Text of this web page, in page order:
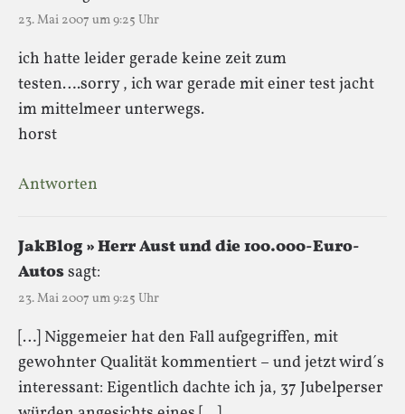
23. Mai 2007 um 9:25 Uhr
ich hatte leider gerade keine zeit zum
testen….sorry , ich war gerade mit einer test jacht
im mittelmeer unterwegs.
horst
Antworten
JakBlog » Herr Aust und die 100.000-Euro-
Autossagt:
23. Mai 2007 um 9:25 Uhr
[…] Niggemeier hat den Fall aufgegriffen, mit
gewohnter Qualität kommentiert – und jetzt wird´s
interessant: Eigentlich dachte ich ja, 37 Jubelperser